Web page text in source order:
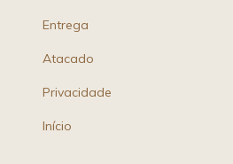
Entrega
Atacado
Privacidade
Início